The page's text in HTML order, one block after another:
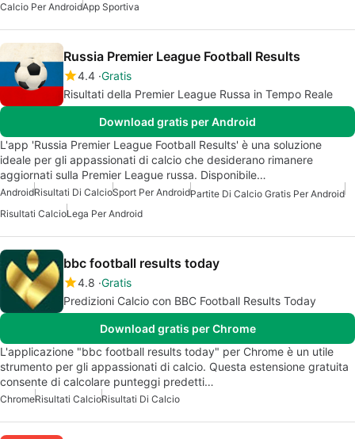
Calcio Per AndroidApp Sportiva
Russia Premier League Football Results
4.4 Gratis
Risultati della Premier League Russa in Tempo Reale
Download gratis per Android
L'app 'Russia Premier League Football Results' è una soluzione
ideale per gli appassionati di calcio che desiderano rimanere
aggiornati sulla Premier League russa. Disponibile…
AndroidRisultati Di CalcioSport Per AndroidPartite Di Calcio Gratis Per Android
Risultati CalcioLega Per Android
bbc football results today
4.8 Gratis
Predizioni Calcio con BBC Football Results Today
Download gratis per Chrome
L'applicazione "bbc football results today" per Chrome è un utile
strumento per gli appassionati di calcio. Questa estensione gratuita
consente di calcolare punteggi predetti…
ChromeRisultati CalcioRisultati Di Calcio